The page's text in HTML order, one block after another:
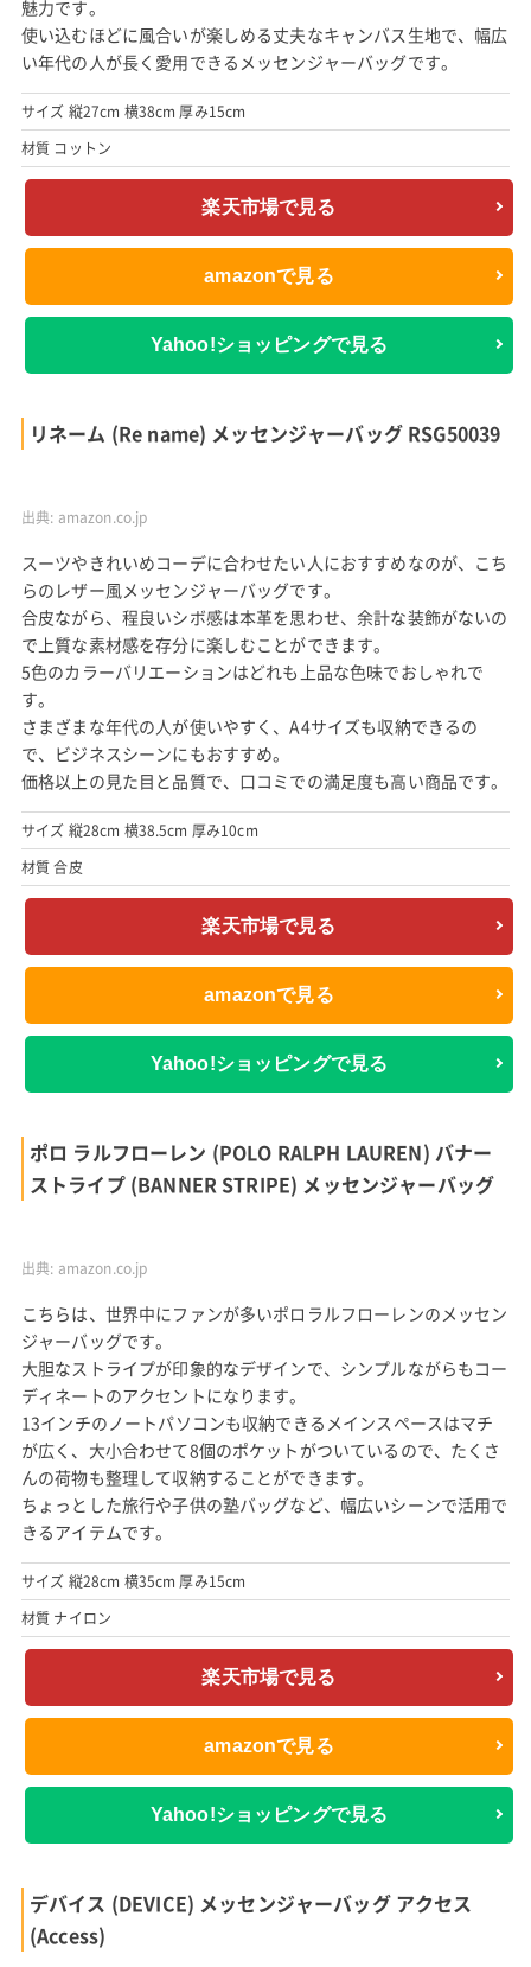
材質 コーデュラエコメイド
ロスコ (ROTHCO) 24 ジャック・バウアーモデル キャ
ンバスメッセンジャーバッグ
出典:楽天市場
こちらのモデルは、海外の大人気ドラマ「24」の主役、ジャッ
ク・バウアーが使用していたモデル。
大容量でポケットも豊富、無駄が一切ない質実剛健なデザインが
魅力です。
使い込むほどに風合いが楽しめる丈夫なキャンバス生地で、幅広
い年代の人が長く愛用できるメッセンジャーバッグです。
サイズ 縦27cm 横38cm 厚み15cm
材質 コットン
楽天市場で見る
リネーム (Re name) メッセンジャーバッグ RSG50039
出典: amazon.co.jp
スーツやきれいめコーデに合わせたい人におすすめなのが、こち
らのレザー風メッセンジャーバッグです。
合皮ながら、程良いシボ感は本革を思わせ、余計な装飾がないの
で上質な素材感を存分に楽しむことができます。
5色のカラーバリエーションはどれも上品な色味でおしゃれで
す。
さまざまな年代の人が使いやすく、A4サイズも収納できるの
で、ビジネスシーンにもおすすめ。
価格以上の見た目と品質で、口コミでの満足度も高い商品です。